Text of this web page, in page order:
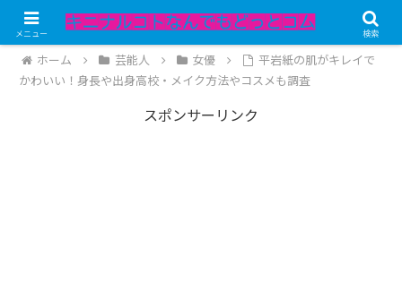
記事内にPRが含まれています。
ホーム 芸能人 女優
平岩紙の肌がキレイで
かわいい！身長や出身高校・メイク方法やコスメも調査
スポンサーリンク
メニュー 検索